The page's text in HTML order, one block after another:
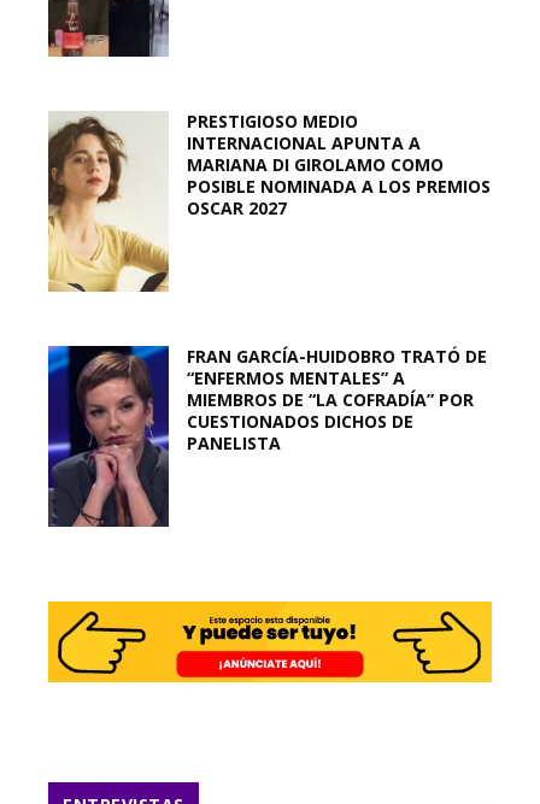
PRESTIGIOSO MEDIO
INTERNACIONAL APUNTA A
MARIANA DI GIROLAMO COMO
POSIBLE NOMINADA A LOS PREMIOS
OSCAR 2027
FRAN GARCÍA-HUIDOBRO TRATÓ DE
“ENFERMOS MENTALES” A
MIEMBROS DE “LA COFRADÍA” POR
CUESTIONADOS DICHOS DE
PANELISTA